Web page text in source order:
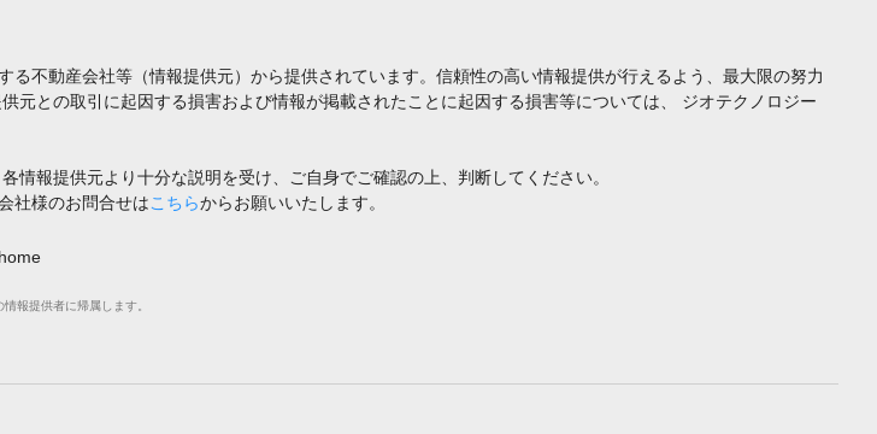
不動産会社等（情報提供元）から提供されています。信頼性の高い情報提供が行えるよう、最大限の努力
との取引に起因する損害および情報が掲載されたことに起因する損害等については、 ジオテクノロジー
報提供元より十分な説明を受け、ご自身でご確認の上、判断してください。
社様のお問合せはこちらからお願いいたします。
報提供者に帰属します。